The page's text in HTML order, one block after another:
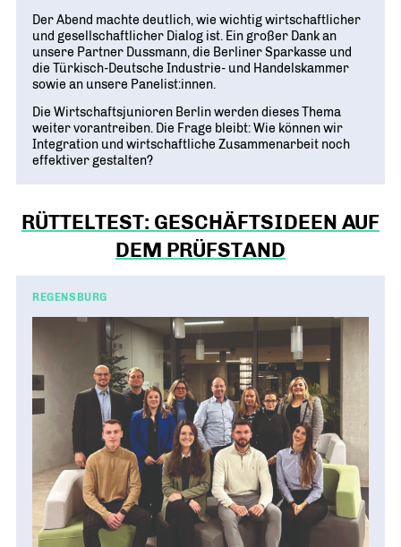
Der Abend machte deutlich, wie wichtig wirtschaftlicher
und gesellschaftlicher Dialog ist. Ein großer Dank an
unsere Partner Dussmann, die Berliner Sparkasse und
die Türkisch-Deutsche Industrie- und Handelskammer
sowie an unsere Panelist:innen.
Die Wirtschaftsjunioren Berlin werden dieses Thema
weiter vorantreiben. Die Frage bleibt: Wie können wir
Integration und wirtschaftliche Zusammenarbeit noch
effektiver gestalten?
RÜTTELTEST: GESCHÄFTSIDEEN AUF
DEM PRÜFSTAND
REGENSBURG